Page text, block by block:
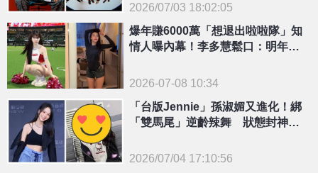
{PLAYICON}
2026/07/03 18:02:05
爆年賺6000萬「想退出啦啦隊」知
情人曝內幕！李多慧鬆口：明年的
2026-07-08 10:34
「台版Jennie」孫淑媚又進化！綁
「雙馬尾」逆齡辣舞 狀態封神網
2026/07/04 17:10:56